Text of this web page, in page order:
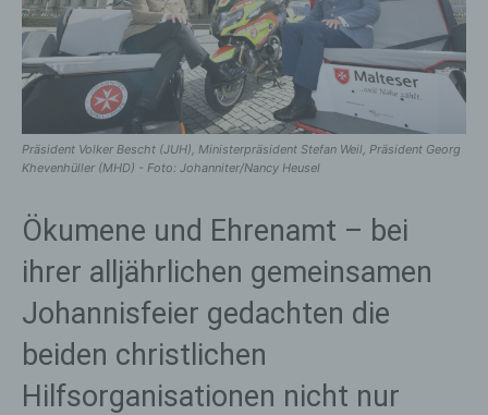
Präsident Volker Bescht (JUH), Ministerpräsident Stefan Weil, Präsident Georg
Khevenhüller (MHD) - Foto: Johanniter/Nancy Heusel
Ökumene und Ehrenamt – bei
ihrer alljährlichen gemeinsamen
Johannisfeier gedachten die
beiden christlichen
Hilfsorganisationen nicht nur